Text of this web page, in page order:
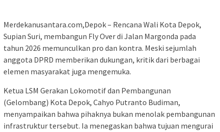
Merdekanusantara.com,Depok – Rencana Wali Kota Depok,
Supian Suri, membangun Fly Over di Jalan Margonda pada
tahun 2026 memunculkan pro dan kontra. Meski sejumlah
anggota DPRD memberikan dukungan, kritik dari berbagai
elemen masyarakat juga mengemuka.
Ketua LSM Gerakan Lokomotif dan Pembangunan
(Gelombang) Kota Depok, Cahyo Putranto Budiman,
menyampaikan bahwa pihaknya bukan menolak pembangunan
infrastruktur tersebut. Ia menegaskan bahwa tujuan mengurai